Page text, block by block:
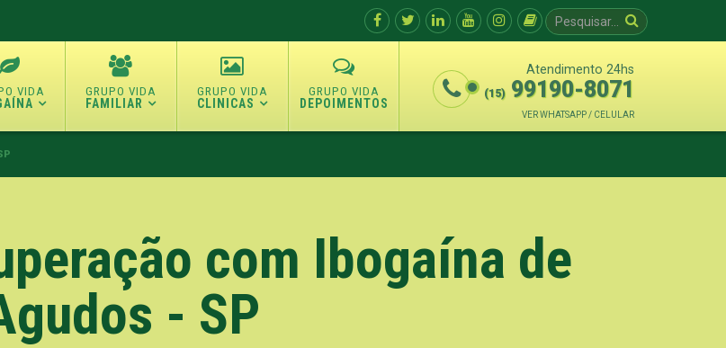
FAMILIAR CLINICAS DEPOIMENTOS
Atendimento 24hs
(15) 99190-8071
VER WHATSAPP / CELULAR
com Ibogaína de
- SP